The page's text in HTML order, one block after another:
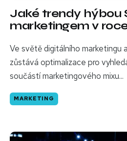
Jaké trendy hýbou
marketingem v
Ve světě digitálního marketingu
zůstává optimalizace pro
součástí marketingového mixu...
MARKETING